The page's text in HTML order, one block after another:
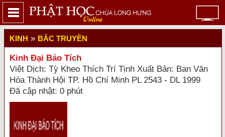
KINH » BẮC TRUYỀN
Kinh Đại Bảo Tích
Việt Dịch: Tỳ Kheo Thích Trí Tịnh Xuất Bản: Ban Văn
Hóa Thành Hội TP. Hồ Chí Minh PL 2543 - DL 1999
Đã cập nhật: 0 phút